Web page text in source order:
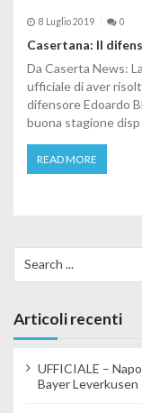
8 Luglio 2019 0
Casertana: Il
Da Caserta News:
ufficiale di aver
difensore Edoardo
buona stagione disp
READ MORE
Articoli recenti
UFFICIALE –
Bayer Leverkusen